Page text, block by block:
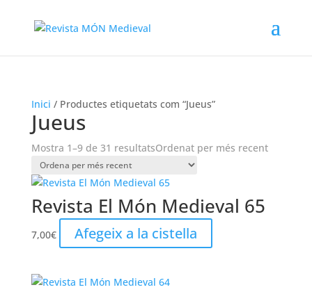
Inici / Productes etiquetats com “Jueus”
Jueus
Mostra 1–9 de 31 resultatsOrdenat per més recent
Revista El Món Medieval 65
7,00€ Afegeix a la cistella